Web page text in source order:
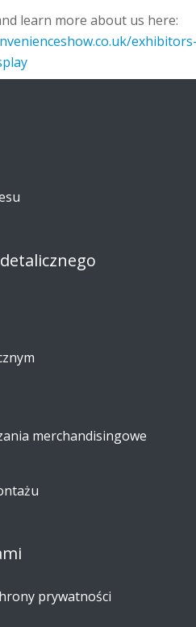
learn more about us here:
merchandisingowe
prywatności